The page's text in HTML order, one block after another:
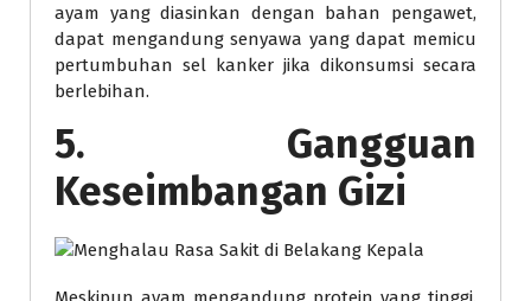
ayam yang diasinkan dengan bahan pengawet,
dapat mengandung senyawa yang dapat memicu
pertumbuhan sel kanker jika dikonsumsi secara
berlebihan.
5. Gangguan
Keseimbangan Gizi